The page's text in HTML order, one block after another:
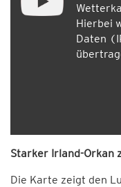
Hierbei
Daten
Starker Irland-Orkan
Die Karte zeigt den